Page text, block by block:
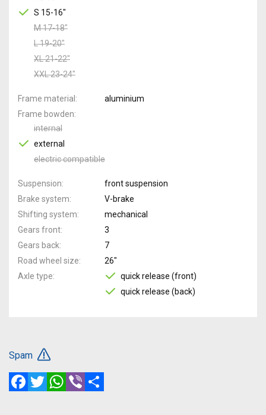
S 15-16"
M 17-18"
L 19-20"
XL 21-22"
XXL 23-24"
Frame material
aluminium
Frame bowden
internal
external
electric compatible
Suspension
front suspension
Brake system
V-brake
Shifting system
mechanical
Gears front
3
Gears back
7
Road wheel size
26"
Axle type
quick release (front)
quick release (back)
Spam
FacebookTwitterWhatsApp
Viber